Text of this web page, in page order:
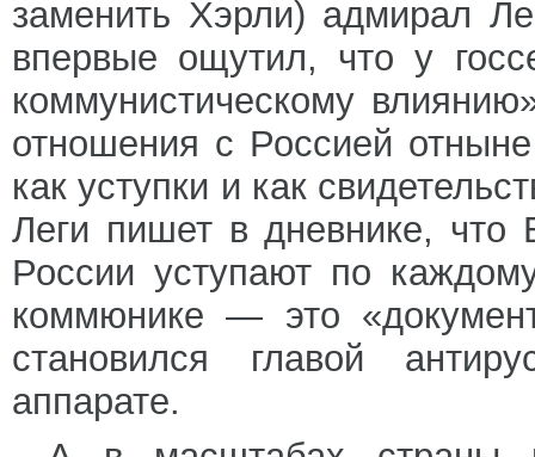
заменить Хэрли) адмирал
впервые ощутил, что у
коммунистическому
отношения с Россией
как уступки и как
Леги пишет в дневнике, что
России уступают по
коммюнике — это
становился главой
аппарате.